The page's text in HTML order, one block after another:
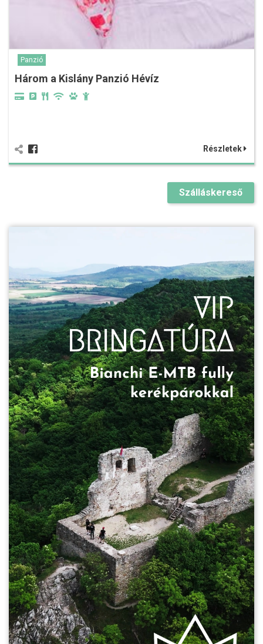
Panzió
Három a Kislány Panzió Hévíz
Részletek
Szálláskereső